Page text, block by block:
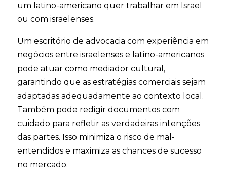
um latino-americano quer trabalhar em Israel
ou com israelenses.
Um escritório de advocacia com experiência em
negócios entre israelenses e latino-americanos
pode atuar como mediador cultural,
garantindo que as estratégias comerciais sejam
adaptadas adequadamente ao contexto local.
Também pode redigir documentos com
cuidado para refletir as verdadeiras intenções
das partes. Isso minimiza o risco de mal-
entendidos e maximiza as chances de sucesso
no mercado.